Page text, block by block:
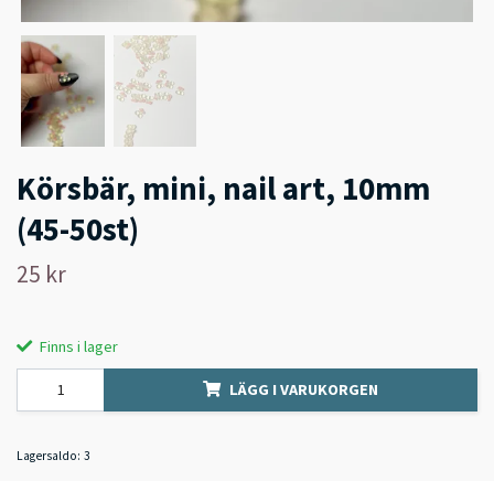
Körsbär, mini, nail art, 10mm
(45-50st)
25 kr
Finns i lager
LÄGG I VARUKORGEN
Lagersaldo: 3